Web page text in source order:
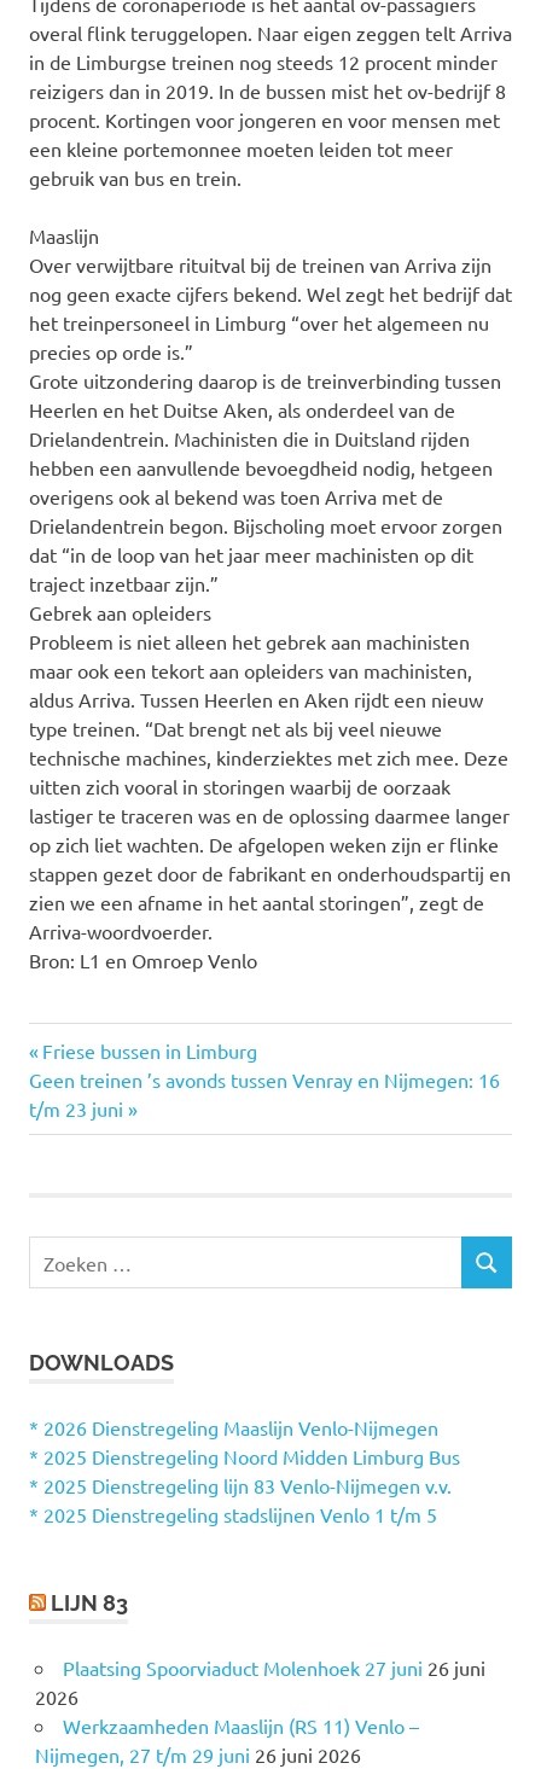
overal flink teruggelopen. Naar eigen zeggen telt Arriva
in de Limburgse treinen nog steeds 12 procent minder
reizigers dan in 2019. In de bussen mist het ov-bedrijf 8
procent. Kortingen voor jongeren en voor mensen met
een kleine portemonnee moeten leiden tot meer
gebruik van bus en trein.
Maaslijn
Over verwijtbare rituitval bij de treinen van Arriva zijn
nog geen exacte cijfers bekend. Wel zegt het bedrijf dat
het treinpersoneel in Limburg “over het algemeen nu
precies op orde is.”
Grote uitzondering daarop is de treinverbinding tussen
Heerlen en het Duitse Aken, als onderdeel van de
Drielandentrein. Machinisten die in Duitsland rijden
hebben een aanvullende bevoegdheid nodig, hetgeen
overigens ook al bekend was toen Arriva met de
Drielandentrein begon. Bijscholing moet ervoor zorgen
dat “in de loop van het jaar meer machinisten op dit
traject inzetbaar zijn.”
Gebrek aan opleiders
Probleem is niet alleen het gebrek aan machinisten
maar ook een tekort aan opleiders van machinisten,
aldus Arriva. Tussen Heerlen en Aken rijdt een nieuw
type treinen. “Dat brengt net als bij veel nieuwe
technische machines, kinderziektes met zich mee. Deze
uitten zich vooral in storingen waarbij de oorzaak
lastiger te traceren was en de oplossing daarmee langer
op zich liet wachten. De afgelopen weken zijn er flinke
stappen gezet door de fabrikant en onderhoudspartij en
zien we een afname in het aantal storingen”, zegt de
Arriva-woordvoerder.
Bron: L1 en Omroep Venlo
Bericht
navigatie
Vorige
bericht:
Friese bussen in Limburg
Volgende
bericht:
Geen treinen ’s avonds tussen Venray en Nijmegen: 16
t/m 23 juni
e
n
a
a
r
Z
DOWNLOADS
* 2026 Dienstregeling Maaslijn Venlo-Nijmegen
* 2025 Dienstregeling Noord Midden Limburg Bus
* 2025 Dienstregeling lijn 83 Venlo-Nijmegen v.v.
* 2025 Dienstregeling stadslijnen Venlo 1 t/m 5
LIJN 83
Plaatsing Spoorviaduct Molenhoek 27 juni 26 juni
2026
Werkzaamheden Maaslijn (RS 11) Venlo –
Nijmegen, 27 t/m 29 juni 26 juni 2026